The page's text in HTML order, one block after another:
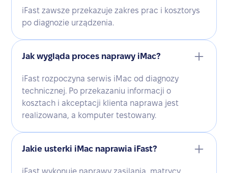
iFast zawsze przekazuje zakres prac i kosztorys
po diagnozie urządzenia.
Jak wygląda proces naprawy iMac?
iFast rozpoczyna serwis iMac od diagnozy
technicznej. Po przekazaniu informacji o
kosztach i akceptacji klienta naprawa jest
realizowana, a komputer testowany.
Jakie usterki iMac naprawia iFast?
iFast wykonuje naprawy zasilania, matrycy,